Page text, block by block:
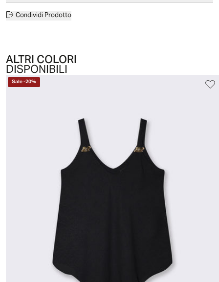
Condividi Prodotto
ALTRI COLORI
DISPONIBILI
Sale-20%